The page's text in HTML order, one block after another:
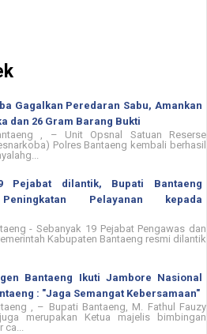
Gagalkan Peredaran Sabu, Amankan
dan 26 Gram Barang Bukti
, – Unit Opsnal Satuan Reserse
Polres Bantaeng kembali berhasil
Pejabat dilantik, Bupati Bantaeng
Pelayanan kepada
- Sebanyak 19 Pejabat Pengawas dan
Kabupaten Bantaeng resmi dilantik
Bantaeng Ikuti Jambore Nasional
: "Jaga Semangat Kebersamaan"
, – Bupati Bantaeng, M. Fathul Fauzy
merupakan Ketua majelis bimbingan